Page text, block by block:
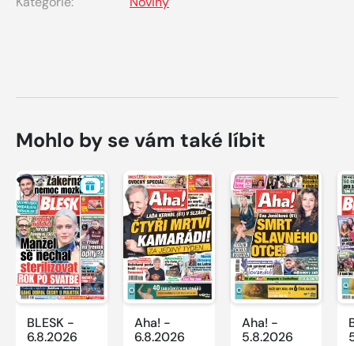
Mohlo by se vám také líbit
BLESK -
6.8.2026
Aha! -
6.8.2026
Aha! -
5.8.2026